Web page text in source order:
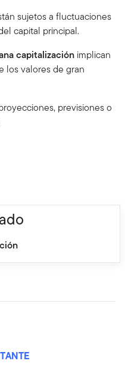
sujetos a fluctuaciones
capital principal.
capitalización implican
los valores de gran
previsiones o